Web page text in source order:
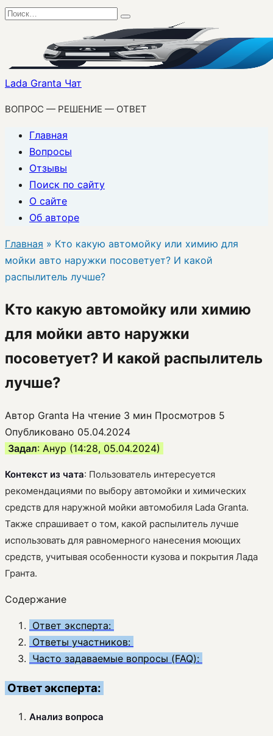
Перейти
содержанию
Search
Lada Granta Чат
ВОПРОС — РЕШЕНИЕ — ОТВЕТ
Главная
Вопросы
Отзывы
Поиск по сайту
О сайте
Об авторе
Главная » Кто какую автомойку или химию для
мойки авто наружки посоветует? И какой
распылитель лучше?
Кто какую автомойку или химию
для мойки авто наружки
посоветует? И какой распылитель
лучше?
Автор Granta На чтение 3 мин Просмотров 5
Опубликовано 05.04.2024
Задал: Анур (14:28, 05.04.2024)
Контекст из чата: Пользователь интересуется
рекомендациями по выбору автомойки и химических
средств для наружной мойки автомобиля Lada Granta.
Также спрашивает о том, какой распылитель лучше
использовать для равномерного нанесения моющих
средств, учитывая особенности кузова и покрытия Лада
Гранта.
Содержание
Ответ эксперта:
Ответы участников:
Часто задаваемые вопросы (FAQ):
Ответ эксперта:
Анализ вопроса